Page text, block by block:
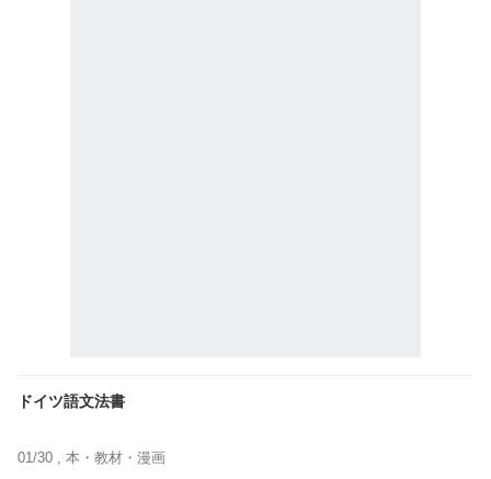
ドイツ語文法書
01/30 , 本・教材・漫画